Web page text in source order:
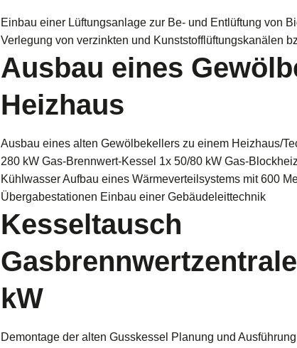
Einbau einer Lüftungsanlage zur Be- und Entlüftung von
Verlegung von verzinkten und Kunststofflüftungskanälen
Ausbau eines
Heizhaus
Ausbau eines alten Gewölbekellers zu einem Heizhaus/
280 kW Gas-Brennwert-Kessel 1x 50/80 kW Gas-
Kühlwasser Aufbau eines Wärmeverteilsystems mit 600
Übergabestationen Einbau einer Gebäudeleittechnik
Kesseltausch
kW
Demontage der alten Gusskessel Planung und